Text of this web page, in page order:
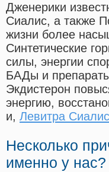
Дженерики
Сиалис, а также
жизни более
Синтетические
силы, энергии
БАДы и
Экдистерон
энергию,
и, Левитра
Несколько
именно у нас?